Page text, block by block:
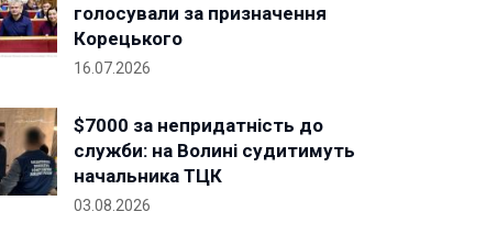
голосували за призначення
Корецького
16.07.2026
$7000 за непридатність до
служби: на Волині судитимуть
начальника ТЦК
03.08.2026